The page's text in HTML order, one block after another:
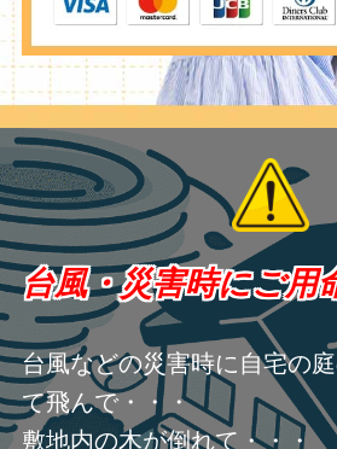
台風・災害時にご用
台風などの災害時に自宅の
て飛んで・・・
敷地内の木が倒れて・・・